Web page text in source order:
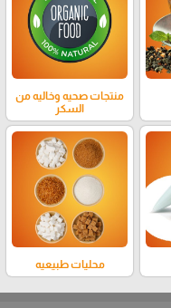
منتجات صحيه وخاليه من
السكر
محليات طبيعيه